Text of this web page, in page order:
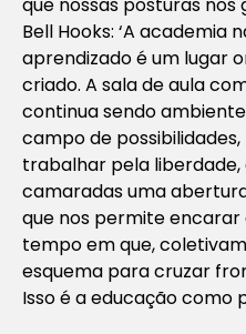
Bell Hooks: ‘A academia
aprendizado é um lugar
criado. A sala de aula
continua sendo
campo de
trabalhar pela liberdade,
camaradas uma
que nos permite
tempo em que,
esquema para cruzar
Isso é a educação como